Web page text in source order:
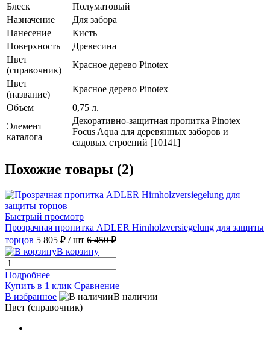
Блеск
Полуматовый
Назначение
Для забора
Нанесение
Кисть
Поверхность
Древесина
Цвет
(справочник)
Красное дерево Pinotex
Цвет
(название)
Красное дерево Pinotex
Объем
0,75 л.
Элемент
каталога
Декоративно-защитная пропитка Pinotex
Focus Aqua для деревянных заборов и
садовых строений [10141]
Похожие товары (2)
Быстрый просмотр
Прозрачная пропитка ADLER Hirnholzversiegelung для защиты
торцов 5 805 ₽ / шт 6 450 ₽
В корзину
Подробнее
Купить в 1 клик Сравнение
В избранное
В наличии
Цвет (справочник)